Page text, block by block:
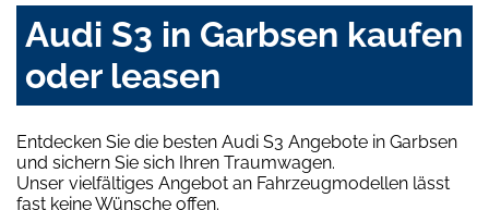
Audi S3 in Garbsen kaufen
oder leasen
Entdecken Sie die besten Audi S3 Angebote in Garbsen
und sichern Sie sich Ihren Traumwagen.
Unser vielfältiges Angebot an Fahrzeugmodellen lässt
fast keine Wünsche offen.